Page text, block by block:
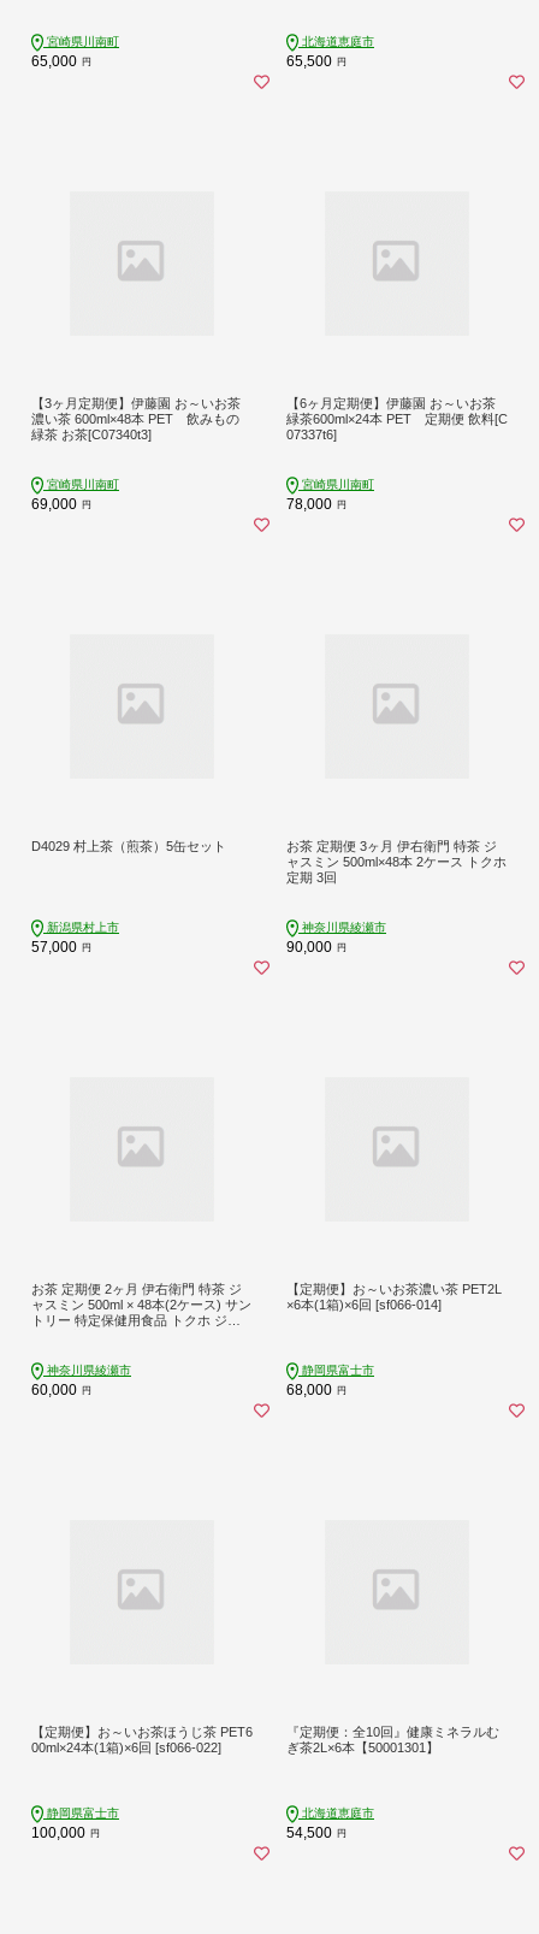
宮崎県川南町
65,000 円
北海道恵庭市
65,500 円
【3ヶ月定期便】伊藤園 お～いお茶
濃い茶 600ml×48本 PET 飲みもの
緑茶 お茶[C07340t3]
宮崎県川南町
69,000 円
【6ヶ月定期便】伊藤園 お～いお茶
緑茶600ml×24本 PET 定期便 飲料[C
07337t6]
宮崎県川南町
78,000 円
D4029 村上茶（煎茶）5缶セット
新潟県村上市
57,000 円
お茶 定期便 3ヶ月 伊右衛門 特茶 ジ
ャスミン 500ml×48本 2ケース トクホ
定期 3回
神奈川県綾瀬市
90,000 円
お茶 定期便 2ヶ月 伊右衛門 特茶 ジ
ャスミン 500ml × 48本(2ケース) サン
トリー 特定保健用食品 トクホ ジャ
リンク ペットボトル飲料 防災備蓄
脂肪 体脂肪 減らす 定期 2回
神奈川県綾瀬市
60,000 円
【定期便】お～いお茶濃い茶 PET2L
×6本(1箱)×6回 [sf066-014]
静岡県富士市
68,000 円
【定期便】お～いお茶ほうじ茶 PET6
00ml×24本(1箱)×6回 [sf066-022]
静岡県富士市
100,000 円
『定期便：全10回』健康ミネラルむ
ぎ茶2L×6本【50001301】
北海道恵庭市
54,500 円